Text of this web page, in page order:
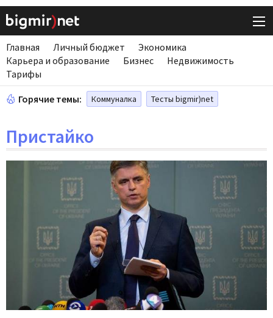
Главная Личный бюджет
Экономика
Карьера и образование
Бизнес
Недвижимость
Тарифы
Горячие темы: Коммуналка Тесты bigmir)net
Пристайко